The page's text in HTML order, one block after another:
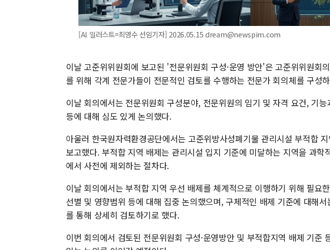
[AI 일러스트=최영수 선임기자] 2026.05.15 dream@newspim.com
이날 고준위위원회에 보고된 '전문위원회 구성·운영 방안'은 고준위위원회
를 위해 각계 전문가들이 전문적인 검토를 수행하는 전문가 회의체를 구성
이날 회의에서는 전문위원회 구성분야, 전문위원의 임기 및 자격 요건, 기
등에 대해 심도 있게 논의했다.
아울러 한국원자력환경공단에서는 고준위방사성폐기물 관리시설 부적합
보고했다. 부적합 지역 배제는 관리시설 입지 기준에 미달하는 지역을 과학
에서 사전에 제외하는 절차다.
이날 회의에서는 부적합 지역 우선 배제를 체계적으로 이행하기 위해 필요
선별 및 영향범위 등에 대해 집중 논의했으며, 구체적인 배제 기준에 대해
를 통해 상세히 검토하기로 했다.
이번 회의에서 검토된 전문위원회 구성·운영방안 및 부적합지역 배제 기준